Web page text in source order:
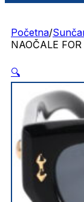
Početna/
NAOČALE
🔍